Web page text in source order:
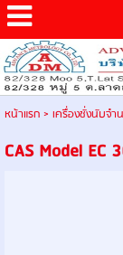
หน้าแรก> เครื่องชั่งนับจำ
CAS Model EC